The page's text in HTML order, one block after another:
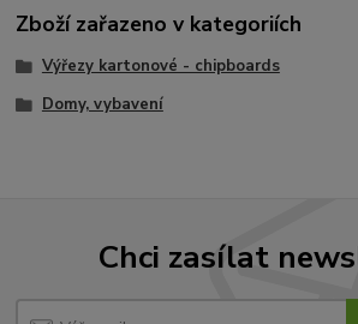
Zboží zařazeno v kategoriích
Výřezy kartonové - chipboards
Domy, vybavení
Chci zasílat